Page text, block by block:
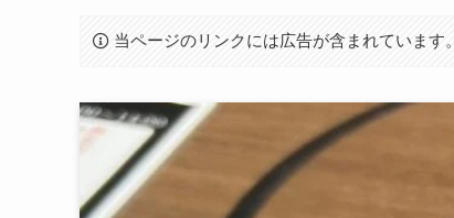
当ページのリンクには広告が含まれています。